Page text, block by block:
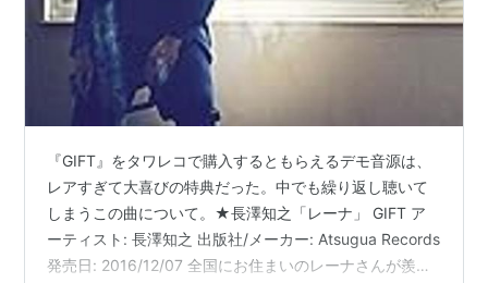
『GIFT』をタワレコで購入するともらえるデモ音源は、
レアすぎて大喜びの特典だった。中でも繰り返し聴いて
しまうこの曲について。★長澤知之「レーナ」 GIFT ア
ーティスト: 長澤知之 出版社/メーカー: Atsugua Records
発売日: 2016/12/07 全国にお住まいのレーナさんが羨ま